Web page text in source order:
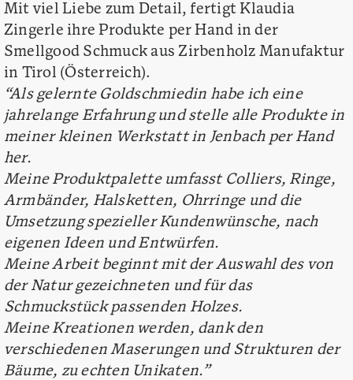
Mit viel Liebe zum Detail, fertigt Klaudia
Zingerle ihre Produkte per Hand in der
Smellgood Schmuck aus Zirbenholz Manufaktur
in Tirol (Österreich).
“Als gelernte Goldschmiedin habe ich eine
jahrelange Erfahrung und stelle alle Produkte in
meiner kleinen Werkstatt in Jenbach per Hand
her.
Meine Produktpalette umfasst Colliers, Ringe,
Armbänder, Halsketten, Ohrringe und die
Umsetzung spezieller Kundenwünsche, nach
eigenen Ideen und Entwürfen.
Meine Arbeit beginnt mit der Auswahl des von
der Natur gezeichneten und für das
Schmuckstück passenden Holzes.
Meine Kreationen werden, dank den
verschiedenen Maserungen und Strukturen der
Bäume, zu echten Unikaten.”